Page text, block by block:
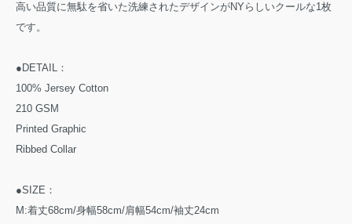
高い品質に無駄を省いた洗練されたデザインがNYらしいクールな1枚
です。
●DETAIL：
100% Jersey Cotton
210 GSM
Printed Graphic
Ribbed Collar
●SIZE：
M:着丈68cm/身幅58cm/肩幅54cm/袖丈24cm